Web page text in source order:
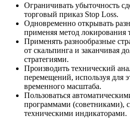
Ограничивать убыточность
торговый приказ Stop Loss.
Одновременно открывать
применяя метод локирования
Применять разнообразные
от скальпинга и заканчивая
стратегиями.
Производить технический
перемещений, используя для
временного масштаба.
Пользоваться
программами (советниками),
техническими индикаторами.